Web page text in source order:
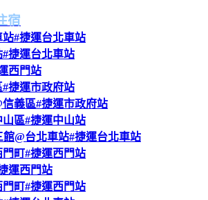
宿
#捷運台北車站
捷運台北車站
西門站
捷運市政府站
義區#捷運市政府站
區#捷運中山站
@台北車站#捷運台北車站
町#捷運西門站
運西門站
町#捷運西門站